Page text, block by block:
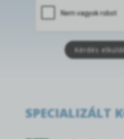
Kérdés
SPECIALIZÁLT